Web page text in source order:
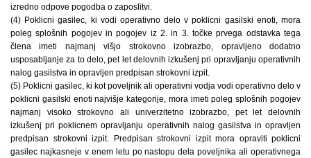
izredno odpove pogodba o zaposlitvi.
(4) Poklicni gasilec, ki vodi operativno delo v poklicni gasilski enoti, mora
poleg splošnih pogojev in pogojev iz 2. in 3. točke prvega odstavka tega
člena imeti najmanj višjo strokovno izobrazbo, opravljeno dodatno
usposabljanje za to delo, pet let delovnih izkušenj pri opravljanju operativnih
nalog gasilstva in opravljen predpisan strokovni izpit.
(5) Poklicni gasilec, ki kot poveljnik ali operativni vodja vodi operativno delo v
poklicni gasilski enoti najvišje kategorije, mora imeti poleg splošnih pogojev
najmanj visoko strokovno ali univerzitetno izobrazbo, pet let delovnih
izkušenj pri poklicnem opravljanju operativnih nalog gasilstva in opravljen
predpisan strokovni izpit. Predpisan strokovni izpit mora opraviti poklicni
gasilec najkasneje v enem letu po nastopu dela poveljnika ali operativnega